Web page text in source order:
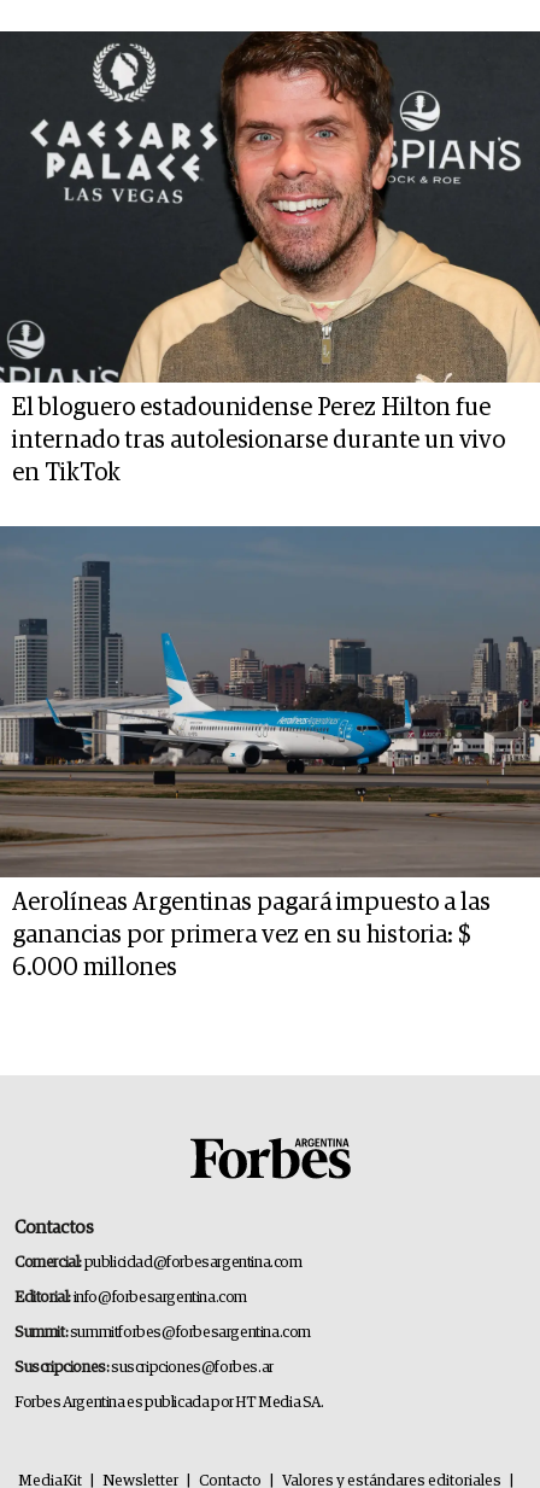
El bloguero estadounidense Perez Hilton fue
internado tras autolesionarse durante un vivo
en TikTok
Aerolíneas Argentinas pagará impuesto a las
ganancias por primera vez en su historia: $
6.000 millones
Contactos
Comercial:publicidad@forbesargentina.com
Editorial:info@forbesargentina.com
Summit:summitforbes@forbesargentina.com
Suscripciones:suscripciones@forbes.ar
Forbes Argentina es publicada por HT Media SA.
MediaKit Newsletter Contacto Valores y estándares editoriales